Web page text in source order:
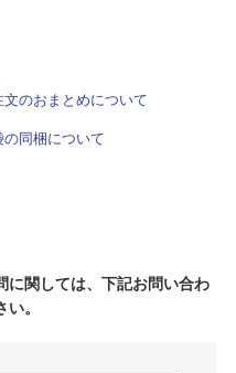
のおまとめについて
同梱について
に関しては、下記お問い合わ
。